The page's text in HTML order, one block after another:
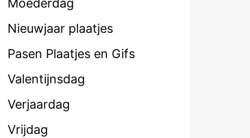
Moederdag
Nieuwjaar plaatjes
Pasen Plaatjes en Gifs
Valentijnsdag
Verjaardag
Vrijdag